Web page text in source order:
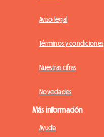
Aviso legal
Términos y condiciones
Nuestras cifras
Novedades
Más información
Ayuda